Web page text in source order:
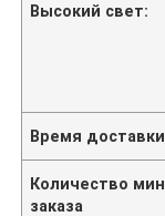
Высокий свет:
Время доставки
Количество мин
заказа